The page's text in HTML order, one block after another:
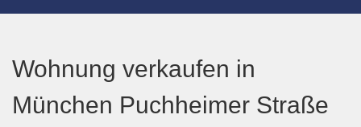
Wohnung verkaufen in
München Puchheimer Straße